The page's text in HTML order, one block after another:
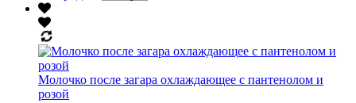
Молочко после загара охлаждающее с пантенолом и
розой